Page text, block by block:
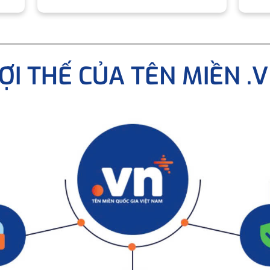
THẾ CỦA TÊN MIỀN